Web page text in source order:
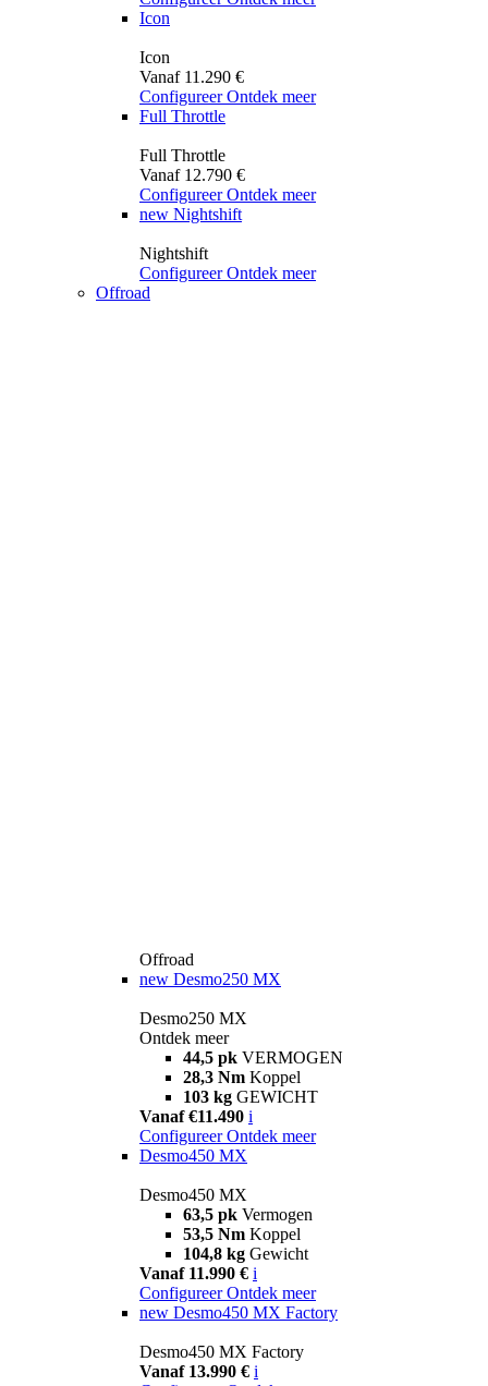
Icon
Icon
Vanaf 11.290 €
Configureer Ontdek meer
Full Throttle
Full Throttle
Vanaf 12.790 €
Configureer Ontdek meer
new Nightshift
Nightshift
Configureer Ontdek meer
Offroad
Offroad
new Desmo250 MX
Desmo250 MX
Ontdek meer
44,5 pk VERMOGEN
28,3 Nm Koppel
103 kg GEWICHT
Vanaf €11.490 i
Configureer Ontdek meer
Desmo450 MX
Desmo450 MX
63,5 pk Vermogen
53,5 Nm Koppel
104,8 kg Gewicht
Vanaf 11.990 € i
Configureer Ontdek meer
new Desmo450 MX Factory
Desmo450 MX Factory
Vanaf 13.990 € i